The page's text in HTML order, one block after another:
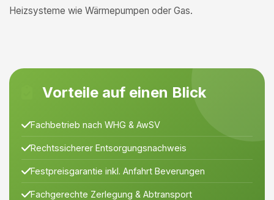
Heizsysteme wie Wärmepumpen oder Gas.
Vorteile auf einen Blick
Fachbetrieb nach WHG & AwSV
Rechtssicherer Entsorgungsnachweis
Festpreisgarantie inkl. Anfahrt Beverungen
Fachgerechte Zerlegung & Abtransport